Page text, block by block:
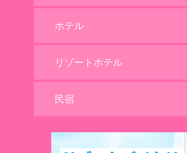
ホテル
リゾートホテル
民宿